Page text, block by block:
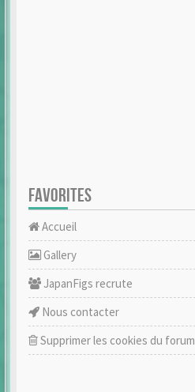
FAVORITES
Accueil
Gallery
JapanFigs recrute
Nous contacter
Supprimer les cookies du forum